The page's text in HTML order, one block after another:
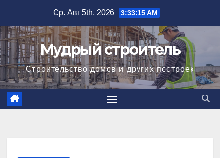
содержимому
Ср. Авг 5th, 2026 3:33:15 AM
Мудрый строитель
Строительство домов и других построек